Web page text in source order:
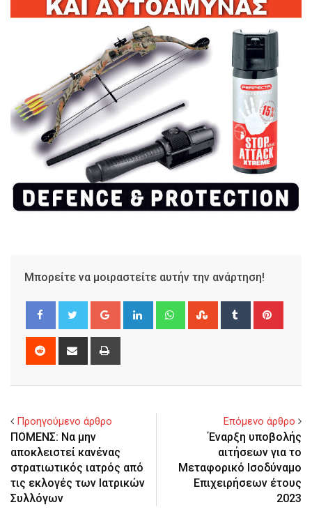
Μπορείτε να μοιραστείτε αυτήν την ανάρτηση!
Google+ LinkedIn WhatsappStumbleUpon
Tumblr
Reddit
Share
Προηγούμενο άρθρο
ΠΟΜΕΝΣ: Να μην
αποκλειστεί κανένας
στρατιωτικός ιατρός από
τις εκλογές των Ιατρικών
Συλλόγων
Επόμενο άρθρο
Έναρξη υποβολής
αιτήσεων για το
Μεταφορικό Ισοδύναμο
Επιχειρήσεων έτους
2023